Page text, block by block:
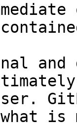
and
what